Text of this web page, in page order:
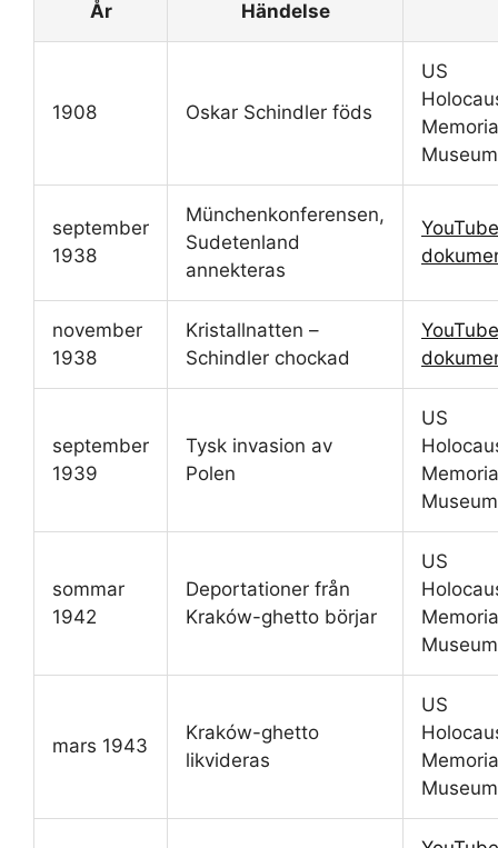
År Händelse
1908 Oskar Schindler föds
US
Museum
september
1938
Münchenkonferensen,
Sudetenland
annekteras
november
1938
Kristallnatten –
Schindler chockad
september
1939
Tysk invasion av
Polen
US
Museum
sommar
1942
Deportationer från
Kraków-ghetto börjar
US
Museum
mars 1943
Kraków-ghetto
likvideras
US
Museum